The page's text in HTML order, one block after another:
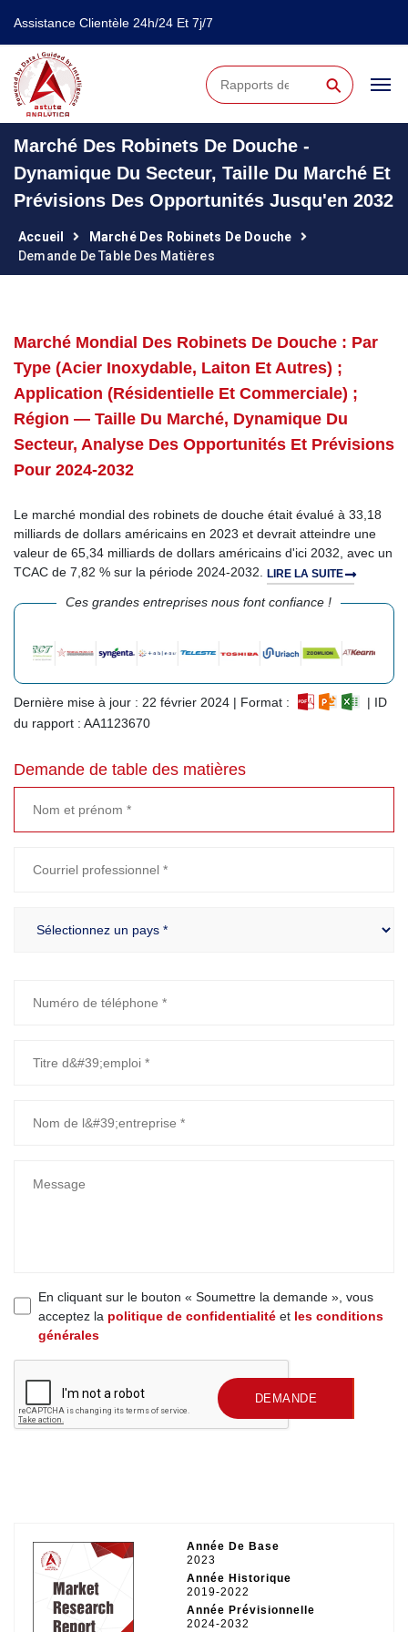
Assistance Clientèle 24h/24 Et 7j/7
⚲
Marché Des Robinets De Douche -
Dynamique Du Secteur, Taille Du Marché Et
Prévisions Des Opportunités Jusqu'en 2032
Accueil
Marché Des Robinets De Douche
Demande De Table Des Matières
Marché Mondial Des Robinets De Douche : Par
Type (acier Inoxydable, Laiton Et Autres) ;
Application (résidentielle Et Commerciale) ;
Région — Taille Du Marché, Dynamique Du
Secteur, Analyse Des Opportunités Et Prévisions
Pour 2024-2032
Le marché mondial des robinets de douche était évalué à 33,18
milliards de dollars américains en 2023 et devrait atteindre une
valeur de 65,34 milliards de dollars américains d'ici 2032, avec un
TCAC de 7,82 % sur la période 2024-2032. LIRE LA SUITE
Ces grandes entreprises nous font confiance !
Dernière mise à jour : 22 février 2024 | Format :
| ID
du rapport : AA1123670
Demande de table des matières
En cliquant sur le bouton « Soumettre la demande », vous
acceptez la politique de confidentialité et les conditions
générales
SOUMETTRE UNE DEMANDE
Année De Base
2023
Année Historique
2019-2022
Année Prévisionnelle
2024-2032